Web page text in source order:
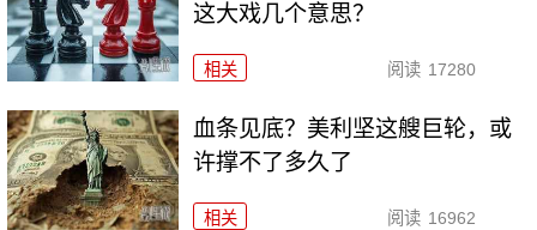
这大戏几个意思？
相关 阅读 17280
血条见底？美利坚这艘巨轮，或
许撑不了多久了
相关 阅读 16962